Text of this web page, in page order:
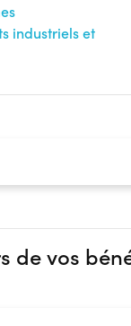
industriels et
de vos